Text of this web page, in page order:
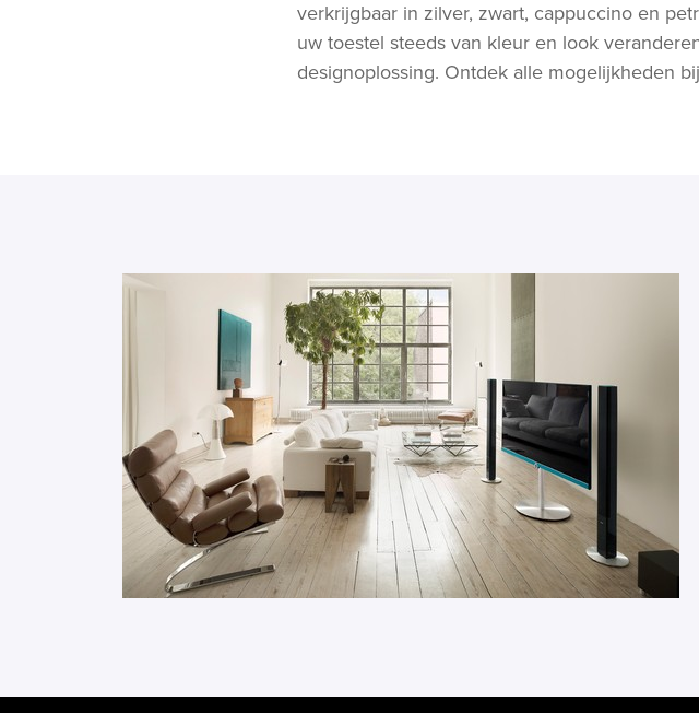
verkrijgbaar in zilver, zwart, cappuccino en
uw toestel steeds van kleur en look
designoplossing. Ontdek alle mogelijkheden bij